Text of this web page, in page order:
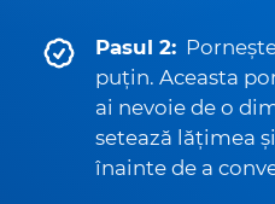
Pasul 2:
puțin. Aceasta
ai nevoie de o
setează lățimea
înainte de a